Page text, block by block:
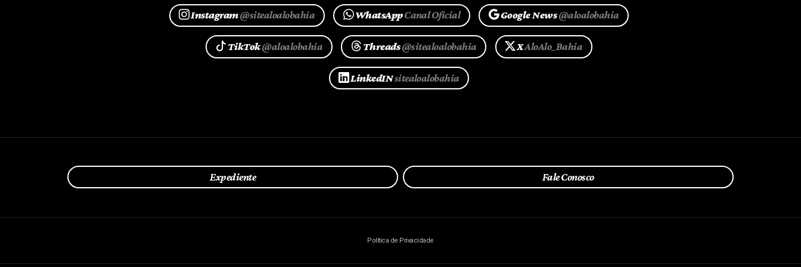
Instagram@sitealoalobahia WhatsAppCanal Oficial Google News@aloalobahia
TikTok@aloalobahia Threads@sitealoalobahia XAloAlo_Bahia
LinkedINsitealoalobahia
Expediente Fale Conosco
Política de Privacidade